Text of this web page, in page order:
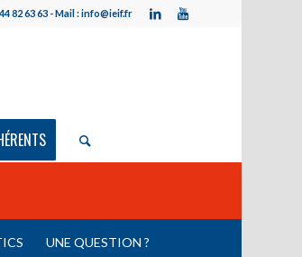
82 63 63 - Mail : info@ieif.fr
UNE QUESTION ?